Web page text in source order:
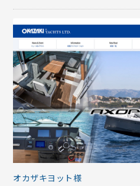
オカザキヨット様